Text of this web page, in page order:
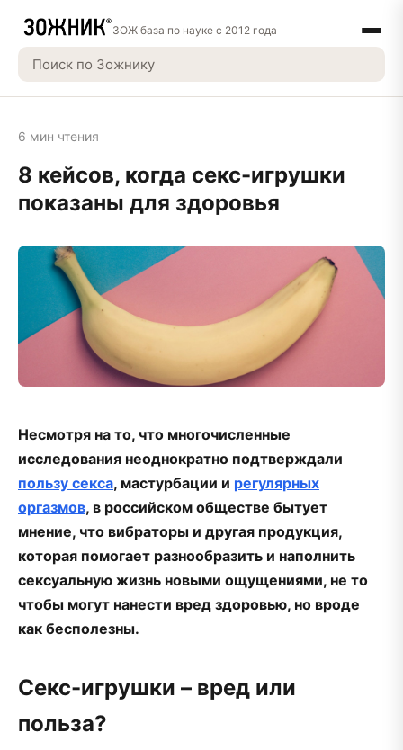
ЗОЖ база по науке с 2012 года
6 мин чтения
8 кейсов, когда секс-игрушки
показаны для здоровья
Несмотря на то, что многочисленные
исследования неоднократно подтверждали
пользу секса, мастурбации и регулярных
оргазмов, в российском обществе бытует
мнение, что вибраторы и другая продукция,
которая помогает разнообразить и наполнить
сексуальную жизнь новыми ощущениями, не то
чтобы могут нанести вред здоровью, но вроде
как бесполезны.
Секс-игрушки – вред или
польза?